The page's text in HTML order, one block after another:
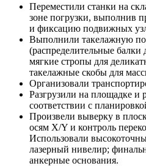
Переместили станки на
зоне погрузки, выполнив
и фиксацию подвижных
Выполнили такелажную
(распределительные
мягкие стропы для
такелажные скобы для
Организовали
Разгрузили на площадке и
соответствии с
Произвели выверку в
осям X/Y и контроль
Использовали
лазерный нивелир;
анкерные основания.